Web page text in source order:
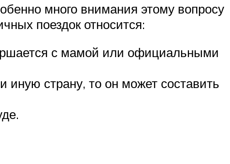
много внимания этому вопросу
поездок относится:
с мамой или официальными
иную страну, то он может составить